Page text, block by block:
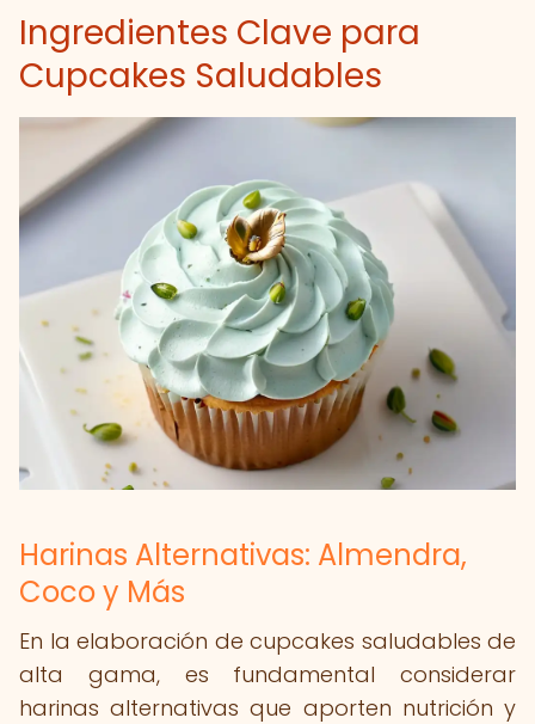
Ingredientes Clave para
Cupcakes Saludables
Harinas Alternativas: Almendra,
Coco y Más
En la elaboración de cupcakes saludables de
alta gama, es fundamental considerar
harinas alternativas que aporten nutrición y